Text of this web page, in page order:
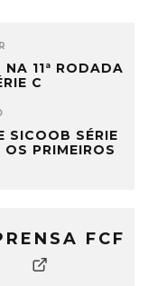
11ª RODADA
C
SICOOB SÉRIE
PRIMEIROS
FCF